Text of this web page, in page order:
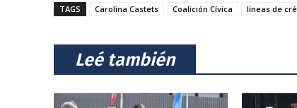
TAGS Carolina Castets Coalición Cívica líneas de
⠀Leé también⠀